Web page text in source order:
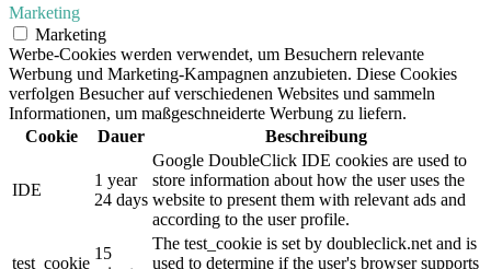
Marketing
Marketing
Werbe-Cookies werden verwendet, um Besuchern relevante
Werbung und Marketing-Kampagnen anzubieten. Diese Cookies
verfolgen Besucher auf verschiedenen Websites und sammeln
Informationen, um maßgeschneiderte Werbung zu liefern.
Cookie
Dauer Beschreibung
IDE
1 year
24 days
Google DoubleClick IDE cookies are used to
store information about how the user uses the
website to present them with relevant ads and
according to the user profile.
test_cookie
15
The test_cookie is set by doubleclick.net and is
used to determine if the user's browser supports